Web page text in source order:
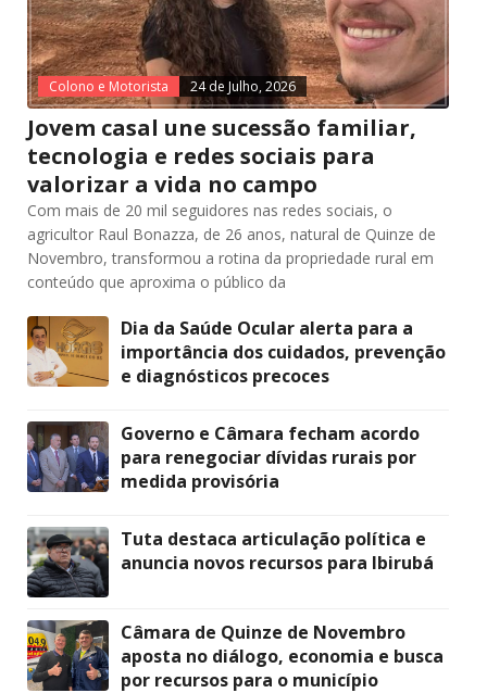
Colono e Motorista 24 de Julho, 2026
Jovem casal une sucessão familiar,
tecnologia e redes sociais para
valorizar a vida no campo
Com mais de 20 mil seguidores nas redes sociais, o
agricultor Raul Bonazza, de 26 anos, natural de Quinze de
Novembro, transformou a rotina da propriedade rural em
conteúdo que aproxima o público da
Dia da Saúde Ocular alerta para a
importância dos cuidados, prevenção
e diagnósticos precoces
Governo e Câmara fecham acordo
para renegociar dívidas rurais por
medida provisória
Tuta destaca articulação política e
anuncia novos recursos para Ibirubá
Câmara de Quinze de Novembro
aposta no diálogo, economia e busca
por recursos para o município